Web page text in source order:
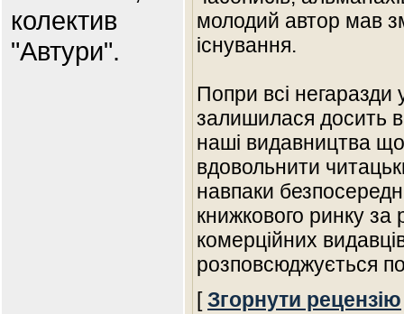
колектив
"Автури".
молодий автор мав
iснування.
Попри всi негаразди
залишилася досить
нашi видавництва
вдовольнити
навпаки
книжкового ринку за
комерцiйних
розповсюджується
[Згорнути рецензію